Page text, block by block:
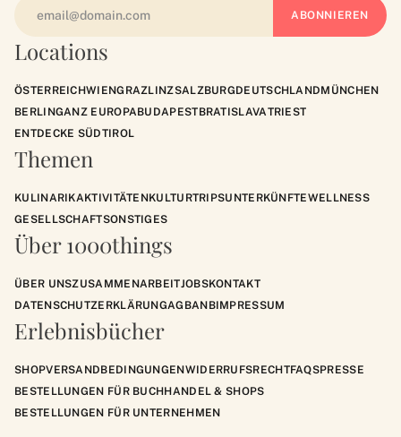
Locations
ÖSTERREICHWIENGRAZLINZSALZBURGDEUTSCHLANDMÜNCHEN
BERLINGANZ EUROPABUDAPESTBRATISLAVATRIEST
ENTDECKE SÜDTIROL
Themen
KULINARIKAKTIVITÄTENKULTURTRIPSUNTERKÜNFTEWELLNESS
GESELLSCHAFTSONSTIGES
Über 1000things
ÜBER UNSZUSAMMENARBEITJOBSKONTAKT
DATENSCHUTZERKLÄRUNGAGBANBIMPRESSUM
Erlebnisbücher
SHOPVERSANDBEDINGUNGENWIDERRUFSRECHTFAQSPRESSE
BESTELLUNGEN FÜR BUCHHANDEL & SHOPS
BESTELLUNGEN FÜR UNTERNEHMEN